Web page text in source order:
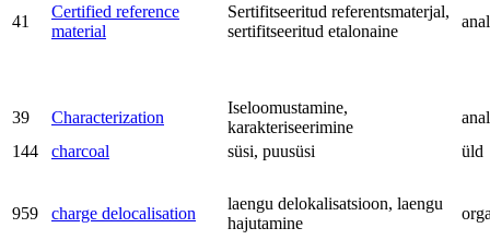
41
Certified reference
material
Sertifitseeritud referentsmaterjal,
sertifitseeritud etalonaine
39 Characterization
Iseloomustamine,
karakteriseerimine
144
charcoal süsi, puusüsi üld
959 charge delocalisation
laengu delokalisatsioon, laengu
hajutamine